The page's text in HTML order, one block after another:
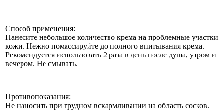
Способ применения:
Нанесите небольшое количество крема на проблемные участки
кожи. Нежно помассируйте до полного впитывания крема.
Рекомендуется использовать 2 раза в день после душа, утром и
вечером. Не смывать.
Противопоказания:
Не наносить при грудном вскармливании на область сосков.